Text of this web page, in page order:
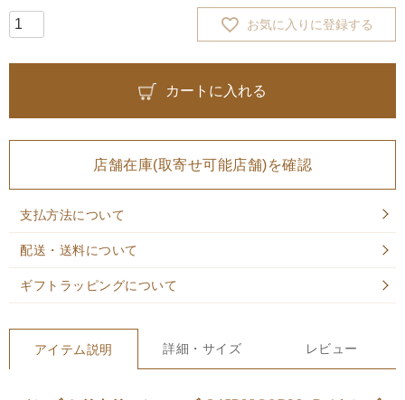
お気に入りに登録する
カートに入れる
店舗在庫(取寄せ可能店舗)を確認
支払方法について
配送・送料について
ギフトラッピングについて
アイテム説明 詳細・サイズ レビュー